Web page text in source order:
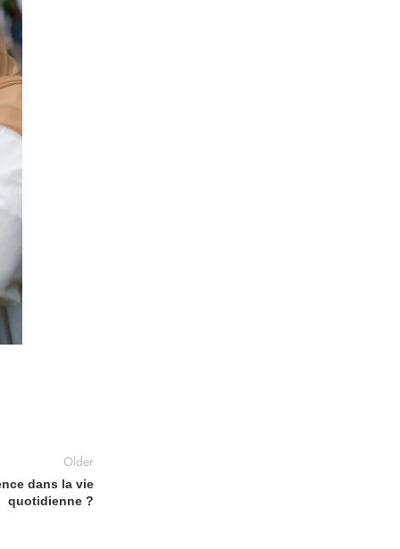
Older
dans la vie
quotidienne ?